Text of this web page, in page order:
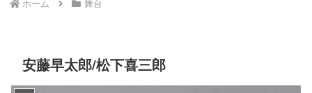
ホーム 舞台
安藤早太郎/松下喜三郎